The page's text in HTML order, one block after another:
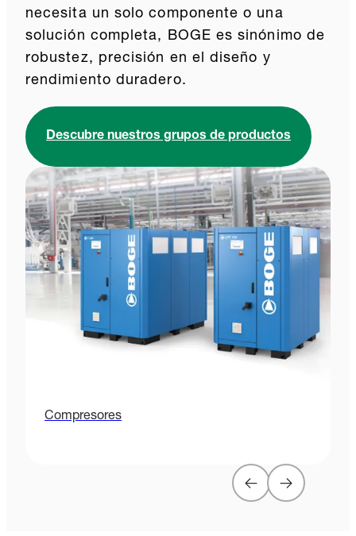
necesita un solo componente o una
solución completa, BOGE es sinónimo de
robustez, precisión en el diseño y
rendimiento duradero.
Descubre nuestros grupos de productos
Compresores